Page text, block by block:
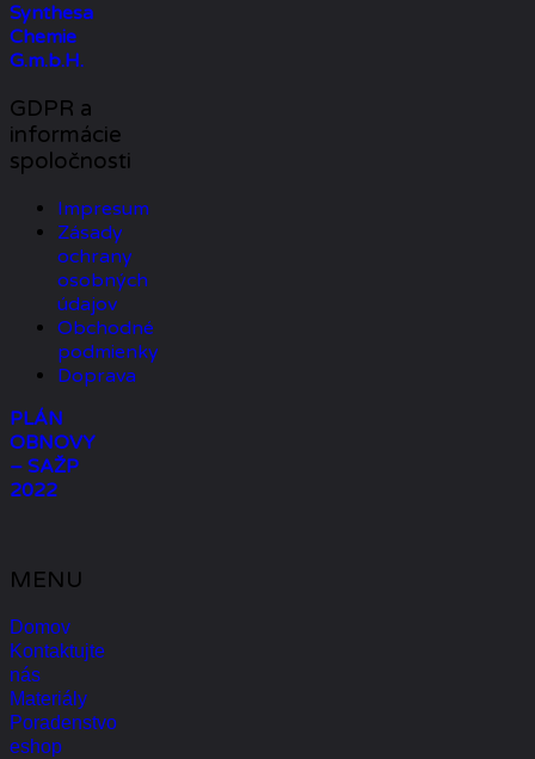
Synthesa
Chemie
G.m.b.H.
GDPR a
informácie
spoločnosti
Impresum
Zásady
ochrany
osobných
údajov
Obchodné
podmienky
Doprava
PLÁN
OBNOVY
– SAŽP
2022
MENU
Domov
Kontaktujte
nás
Materiály
Poradenstvo
eshop